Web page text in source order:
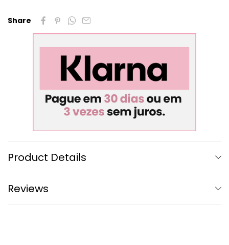
Share
Product Details
Reviews